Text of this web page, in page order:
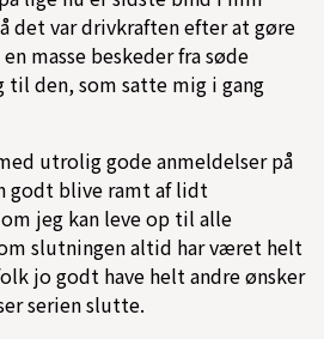
det var drivkraften efter at gøre
masse beskeder fra søde
den, som satte mig i gang
utrolig gode anmeldelser på
godt blive ramt af lidt
jeg kan leve op til alle
slutningen altid har været helt
jo godt have helt andre ønsker
serien slutte.